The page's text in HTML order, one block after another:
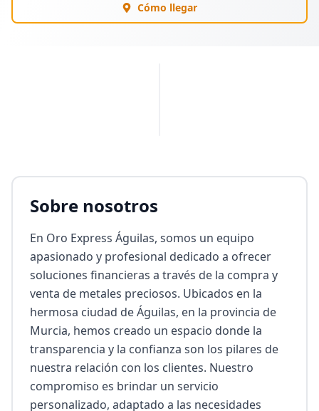
Cómo llegar
Sobre nosotros
En Oro Express Águilas, somos un equipo
apasionado y profesional dedicado a ofrecer
soluciones financieras a través de la compra y
venta de metales preciosos. Ubicados en la
hermosa ciudad de Águilas, en la provincia de
Murcia, hemos creado un espacio donde la
transparencia y la confianza son los pilares de
nuestra relación con los clientes. Nuestro
compromiso es brindar un servicio
personalizado, adaptado a las necesidades